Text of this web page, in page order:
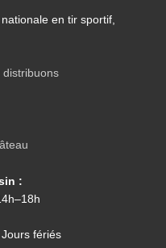
en tir sportif,
:
fériés